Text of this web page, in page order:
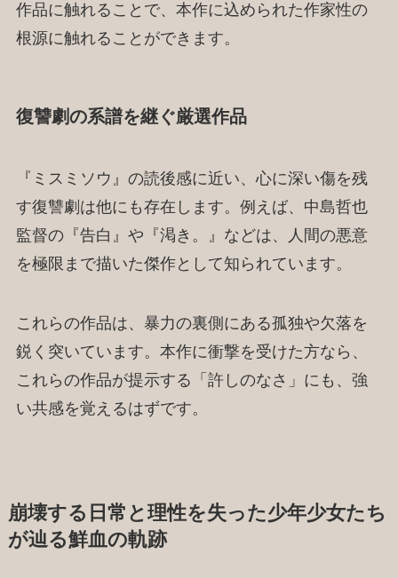
作品に触れることで、本作に込められた作家性の
根源に触れることができます。
復讐劇の系譜を継ぐ厳選作品
『ミスミソウ』の読後感に近い、心に深い傷を残
す復讐劇は他にも存在します。例えば、中島哲也
監督の『告白』や『渇き。』などは、人間の悪意
を極限まで描いた傑作として知られています。
これらの作品は、暴力の裏側にある孤独や欠落を
鋭く突いています。本作に衝撃を受けた方なら、
これらの作品が提示する「許しのなさ」にも、強
い共感を覚えるはずです。
崩壊する日常と理性を失った少年少女たち
が辿る鮮血の軌跡